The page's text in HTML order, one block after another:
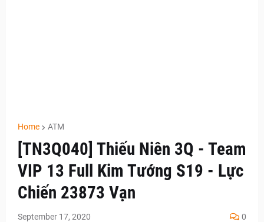
Home ATM
[TN3Q040] Thiếu Niên 3Q - Team
VIP 13 Full Kim Tướng S19 - Lực
Chiến 23873 Vạn
September 17, 2020 0